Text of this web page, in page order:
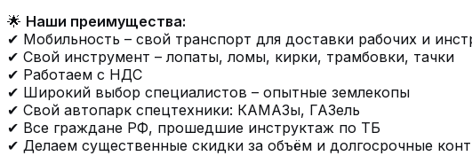
🌟 Наши преимущества:
✔ Мобильность – свой транспорт для доставки рабочих и
✔ Свой инструмент – лопаты, ломы, кирки, трамбовки, тачки
✔ Работаем с НДС
✔ Широкий выбор специалистов – опытные землекопы
✔ Свой автопарк спецтехники: КАМАЗы, ГАЗель
✔ Все граждане РФ, прошедшие инструктаж по ТБ
✔ Делаем существенные скидки за объём и долгосрочные